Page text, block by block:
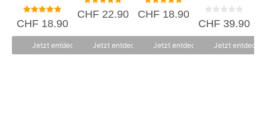
5.00
von 5
CHF18.90
Jetzt entdecken
5.00
von 5
CHF22.90
Jetzt entdecken
5.00
von 5
CHF18.90
Jetzt entdecken
0
v
CHF39.90
Jetzt